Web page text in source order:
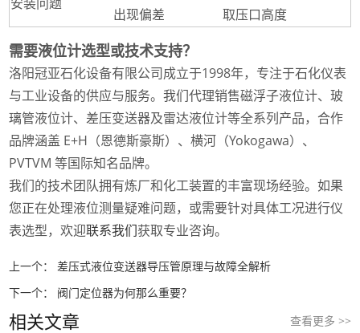
出现偏差
取压口高度
需要液位计选型或技术支持？
洛阳冠亚石化设备有限公司成立于1998年，专注于石化仪表
与工业设备的供应与服务。我们代理销售磁浮子液位计、玻
璃管液位计、差压变送器及雷达液位计等全系列产品，合作
品牌涵盖 E+H（恩德斯豪斯）、横河（Yokogawa）、
PVTVM 等国际知名品牌。
我们的技术团队拥有炼厂和化工装置的丰富现场经验。如果
您正在处理液位测量疑难问题，或需要针对具体工况进行仪
表选型，欢迎联系我们获取专业咨询。
上一个：
差压式液位变送器导压管原理与故障全解析
下一个：
阀门定位器为何那么重要？
相关文章 查看更多 >>